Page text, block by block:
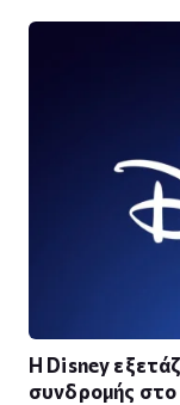
Η Disney
συνδρομής στο